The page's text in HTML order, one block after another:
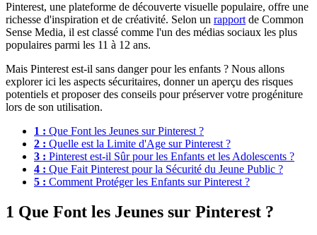
Pinterest, une plateforme de découverte visuelle populaire, offre une
richesse d'inspiration et de créativité. Selon un rapport de Common
Sense Media, il est classé comme l'un des médias sociaux les plus
populaires parmi les 11 à 12 ans.
Mais Pinterest est-il sans danger pour les enfants ? Nous allons
explorer ici les aspects sécuritaires, donner un aperçu des risques
potentiels et proposer des conseils pour préserver votre progéniture
lors de son utilisation.
1 : Que Font les Jeunes sur Pinterest ?
2 : Quelle est la Limite d'Age sur Pinterest ?
3 : Pinterest est-il Sûr pour les Enfants et les Adolescents ?
4 : Que Fait Pinterest pour la Sécurité du Jeune Public ?
5 : Comment Protéger les Enfants sur Pinterest ?
1 Que Font les Jeunes sur Pinterest ?